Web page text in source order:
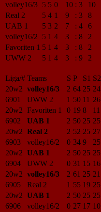
volley16/3 5 5 0 10 : 3
10
Real 2
5 4 1 9 : 3
8
UAB 1
5 3 2 7 : 4
6
volley16/2
5 1 4 3 : 8
2
Favoriten 1 5 1 4 3 : 8
2
UWW 2
5 1 4 3 : 9 2
Liga/# Teams S P S1 S2
20w2 volley16/3 2 64 25 24
6901
UWW 2 1 50 11 26
20w2 Favoriten 1 0 19 8
11
6902
UAB 1 2 50 25 25
20w2 Real 2 2 52 25 27
6903
volley16/2 0 34 9
25
20w2 UAB 1 2 50 25 25
6904
UWW 2 0 31 15 16
20w2 volley16/3 2 61 25 21
6905
Real 2 1 55 19 25
20w2 UAB 1 2 50 25 25
6906
volley16/2 0 27 17 10